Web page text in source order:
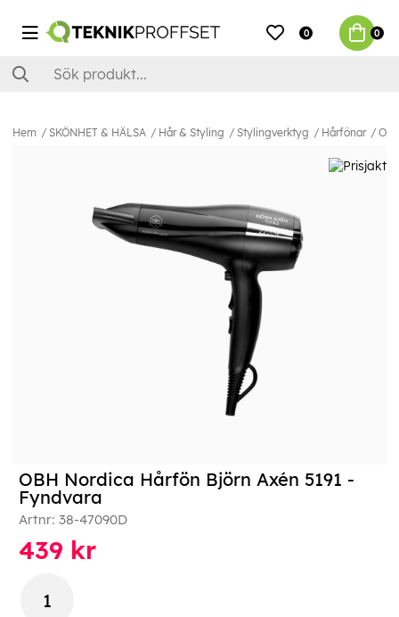
0 0
Hem SKÖNHET & HÄLSA Hår & Styling Stylingverktyg Hårfönar
OBH Nordica Hårfön Björn Axén 5191 -
Fyndvara
Artnr: 38-47090D
439 kr